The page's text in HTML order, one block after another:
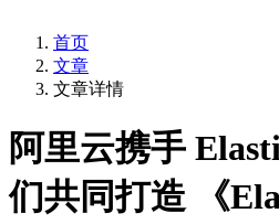
首页
文章
文章详情
阿里云携手
们共同打造 《